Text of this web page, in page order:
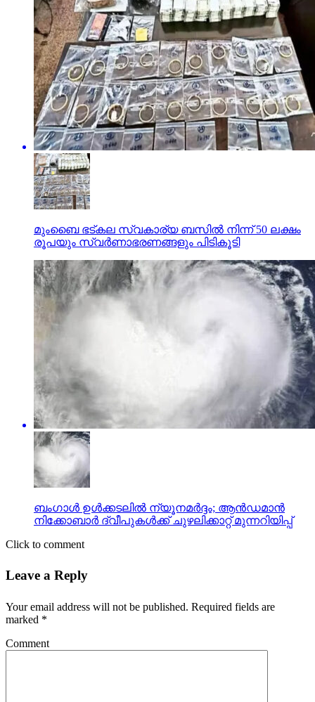
മുംബൈ ഭട്കല സ്വകാര്യ ബസില്‍ നിന്ന് 50 ലക്ഷം
രൂപയും സ്വര്‍ണാഭരണങ്ങളും പിടികൂടി
ബംഗാള്‍ ഉള്‍ക്കടലില്‍ ന്യൂനമര്‍ദ്ദം; ആന്‍ഡമാന്‍
നിക്കോബാര്‍ ദ്വീപുകള്‍ക്ക് ചുഴലിക്കാറ്റ് മുന്നറിയിപ്പ്
Click to comment
Leave a Reply
Your email address will not be published. Required fields are
marked *
Comment